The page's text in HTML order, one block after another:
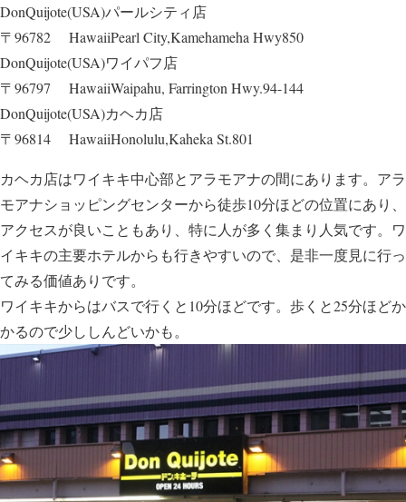
DonQuijote(USA)パールシティ店
〒96782 HawaiiPearl City,Kamehameha Hwy850
DonQuijote(USA)ワイパフ店
〒96797 HawaiiWaipahu, Farrington Hwy.94-144
DonQuijote(USA)カヘカ店
〒96814 HawaiiHonolulu,Kaheka St.801
カヘカ店はワイキキ中心部とアラモアナの間にあります。アラ
モアナショッピングセンターから徒歩10分ほどの位置にあり、
アクセスが良いこともあり、特に人が多く集まり人気です。ワ
イキキの主要ホテルからも行きやすいので、是非一度見に行っ
てみる価値ありです。
ワイキキからはバスで行くと10分ほどです。歩くと25分ほどか
かるので少ししんどいかも。